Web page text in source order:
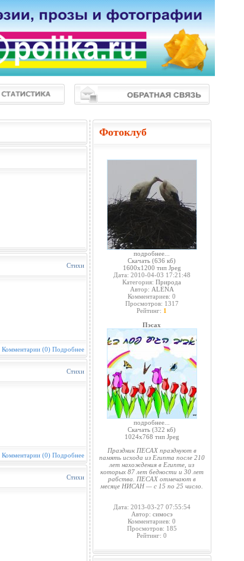
Стихи
Комментарии (0) Подробнее
Стихи
Комментарии (0) Подробнее
Стихи
Фотоклуб
подробнее...
Скачать (636 кб)
1600x1200 тип Jpeg
Дата: 2010-04-03 17:21:48
Категория: Природа
Автор: ALENA
Комментариев: 0
Просмотров: 1317
Рейтинг: 1
Пэсах
подробнее...
Скачать (322 кб)
1024x768 тип Jpeg
Праздник ПЕСАХ празднуют в
память исхода из Египта после 210
лет нахождения в Египте, из
которых 87 лет бедности и 30 лет
рабства. ПЕСАХ отмечают в
месяце НИСАН — с 15 по 25 число.
Дата: 2013-03-27 07:55:54
Автор: симосэ
Комментариев: 0
Просмотров: 185
Рейтинг: 0